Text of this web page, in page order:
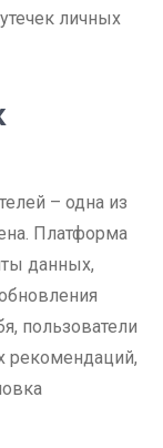
личных
– одна из
Платформа
данных,
пользователи
рекомендаций,